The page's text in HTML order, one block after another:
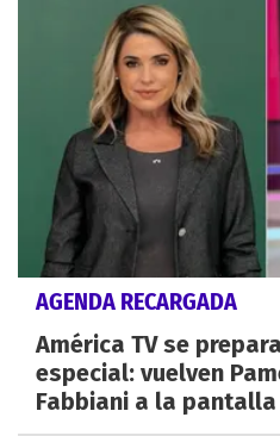
AGENDA RECARGADA
América TV se
especial: vuelven
Fabbiani a la pantalla